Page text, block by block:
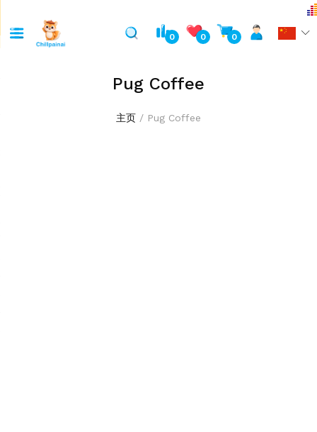
0 0 0
Pug Coffee
主页 Pug Coffee